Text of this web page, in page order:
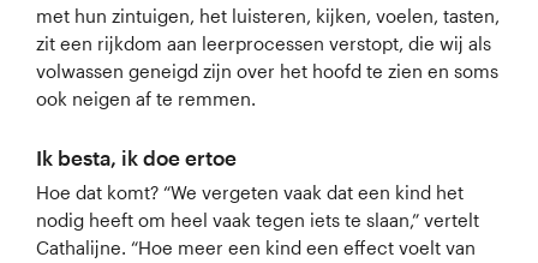
met hun zintuigen, het luisteren, kijken, voelen, tasten,
zit een rijkdom aan leerprocessen verstopt, die wij als
volwassen geneigd zijn over het hoofd te zien en soms
ook neigen af te remmen.
Ik besta, ik doe ertoe
Hoe dat komt? “We vergeten vaak dat een kind het
nodig heeft om heel vaak tegen iets te slaan,” vertelt
Cathalijne. “Hoe meer een kind een effect voelt van